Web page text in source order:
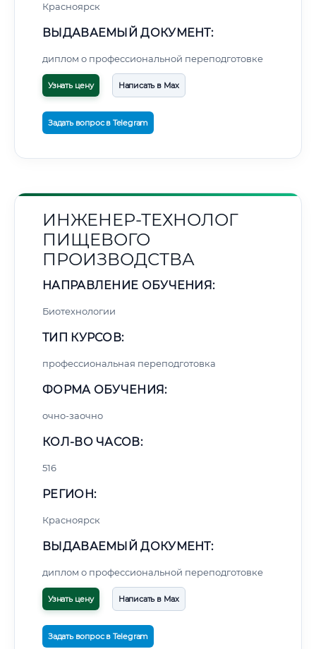
Красноярск
ВЫДАВАЕМЫЙ ДОКУМЕНТ:
диплом о профессиональной переподготовке
Узнать цену Написать в Max
Задать вопрос в Telegram
ИНЖЕНЕР-ТЕХНОЛОГ
ПИЩЕВОГО
ПРОИЗВОДСТВА
НАПРАВЛЕНИЕ ОБУЧЕНИЯ:
Биотехнологии
ТИП КУРСОВ:
профессиональная переподготовка
ФОРМА ОБУЧЕНИЯ:
очно-заочно
КОЛ-ВО ЧАСОВ:
516
РЕГИОН:
Красноярск
ВЫДАВАЕМЫЙ ДОКУМЕНТ:
диплом о профессиональной переподготовке
Узнать цену Написать в Max
Задать вопрос в Telegram